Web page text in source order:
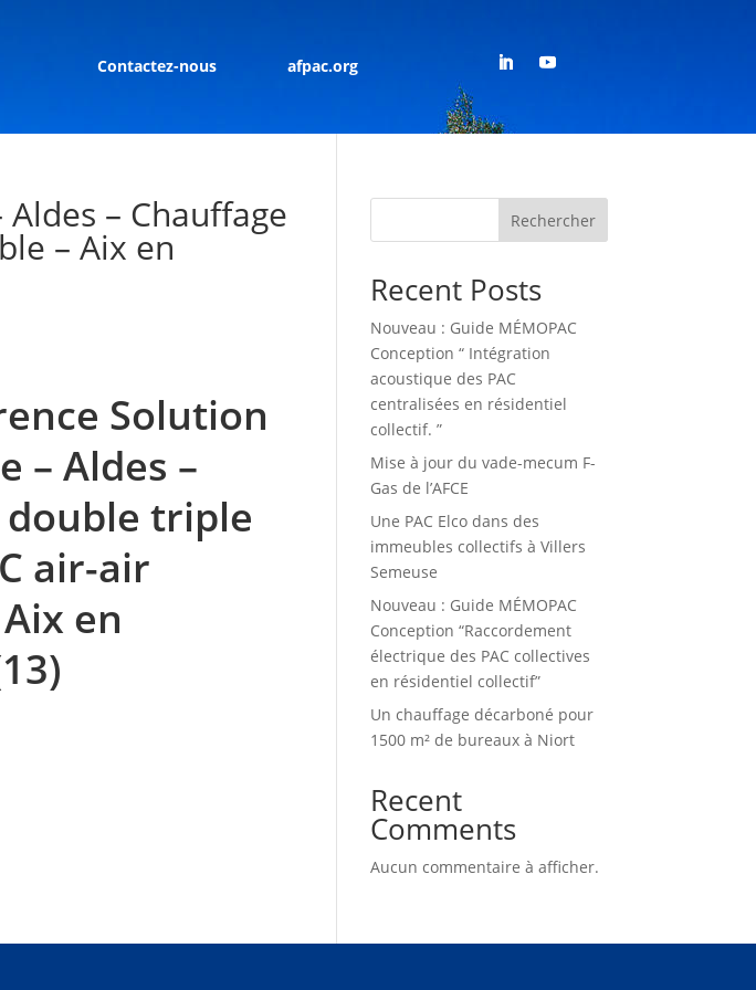
Contactez-nous afpac.org
– Chauffage
– Aix en
Solution
– Aldes –
double triple
air-air
en
Rechercher
Recent Posts
Nouveau : Guide MÉMOPAC
Conception “ Intégration
acoustique des PAC
centralisées en résidentiel
collectif. ”
Mise à jour du vade-mecum F-
Gas de l’AFCE
Une PAC Elco dans des
immeubles collectifs à Villers
Semeuse
Nouveau : Guide MÉMOPAC
Conception “Raccordement
électrique des PAC collectives
en résidentiel collectif”
Un chauffage décarboné pour
1500 m² de bureaux à Niort
Recent
Comments
Aucun commentaire à afficher.